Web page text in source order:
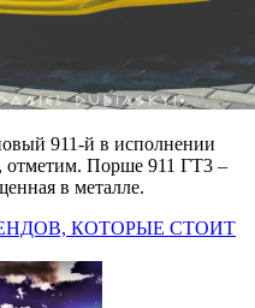
911-й в исполнении
отметим. Порше 911 ГТ3 –
в металле.
КОТОРЫЕ СТОИТ